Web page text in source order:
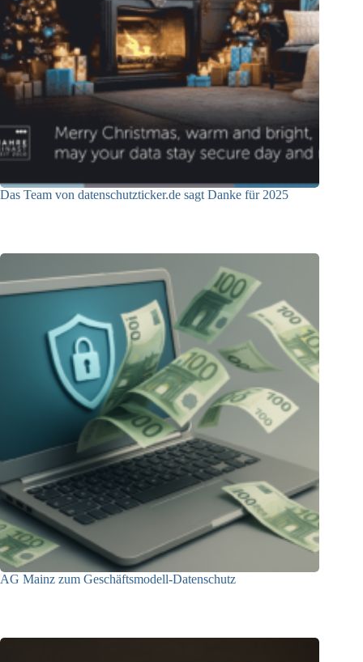
Das Team von datenschutzticker.de sagt Danke für 2025
AG Mainz zum Geschäftsmodell-Datenschutz